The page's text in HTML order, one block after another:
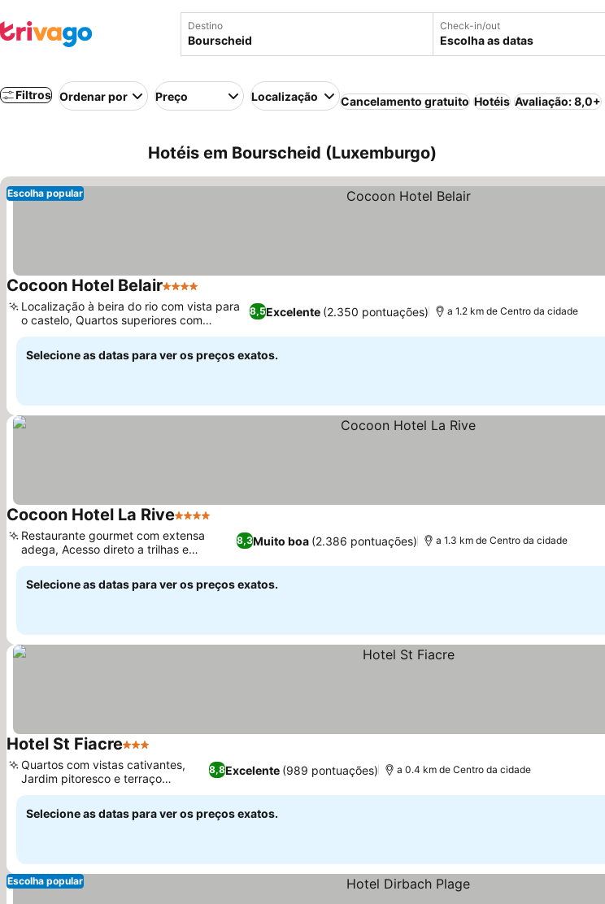
Destino Check-in/out
Escolha as datas
Filtros Ordenar por Preço Localização Cancelamento gratuito Hotéis Avaliação: 8,0+
Hotéis em Bourscheid (Luxemburgo)
Escolha popular
Cocoon Hotel Belair4 Estrelas
8,5Excelente (2.350 pontuações)
Localização à beira do rio com vista para
o castelo, Quartos superiores com
varandas privativas
a 1.2 km de Centro da cidade
Selecione as datas para ver os preços exatos.
Cocoon Hotel La Rive4 Estrelas
8,3Muito boa (2.386 pontuações)
Restaurante gourmet com extensa
adega, Acesso direto a trilhas e
atividades ao ar livre
a 1.3 km de Centro da cidade
Selecione as datas para ver os preços exatos.
Hotel St Fiacre3 Estrelas
8,8Excelente (989 pontuações)
Quartos com vistas cativantes,
Jardim pitoresco e terraço
ensolarado
a 0.4 km de Centro da cidade
Selecione as datas para ver os preços exatos.
Escolha popular